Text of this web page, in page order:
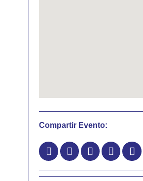
Compartir Evento: